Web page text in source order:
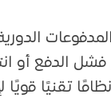
الدفع أو
تقنيًا قويًا